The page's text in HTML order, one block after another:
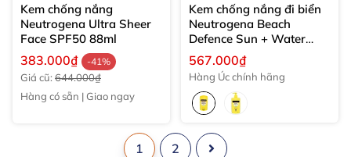
Kem chống nắng
Neutrogena Ultra Sheer
Face SPF50 88ml
383.000₫ -41%
Giá cũ: 644.000₫
Hàng có sẵn | Giao ngay
Kem chống nắng đi biển
Neutrogena Beach
Defence Sun + Water
198ml
567.000₫
Hàng Úc chính hãng
1 2